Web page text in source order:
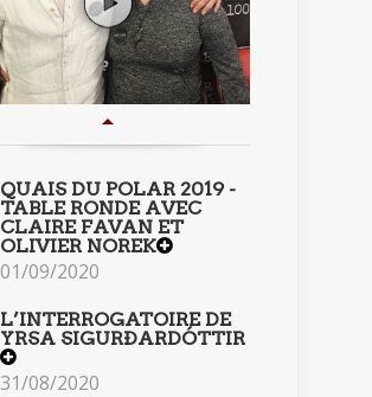
QUAIS DU POLAR 2019 -
TABLE RONDE AVEC
CLAIRE FAVAN ET
OLIVIER NOREK
01/09/2020
L’INTERROGATOIRE DE
YRSA SIGURÐARDÓTTIR
31/08/2020